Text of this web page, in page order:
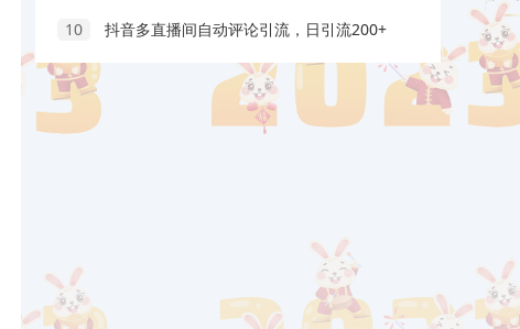
10 抖音多直播间自动评论引流，日引流200+